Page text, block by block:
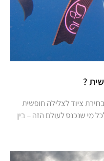
?
ציוד לצלילה חופשית
מי שנכנס לעולם הזה – בין